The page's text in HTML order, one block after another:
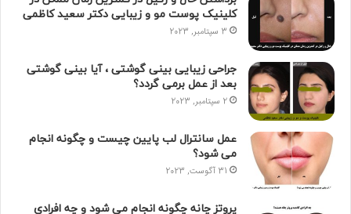
کلینیک پوست مو و زیبایی دکتر سعید کاظمی
3 سپتامبر, 2023
جراحی زیبایی بینی گوشتی ، آیا بینی گوشتی
بعد از عمل برمی گردد؟
2 سپتامبر, 2023
عمل سانترال لب پایین چیست و چگونه انجام
می شود؟
31 آگوست, 2023
پروتز چانه چگونه انجام می شود و چه افرادی